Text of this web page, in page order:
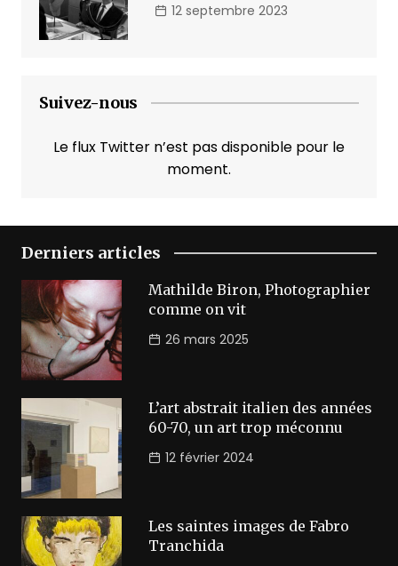
12 septembre 2023
Suivez-nous
Le flux Twitter n’est pas disponible pour le
moment.
Derniers articles
Mathilde Biron, Photographier
comme on vit
26 mars 2025
L’art abstrait italien des années
60-70, un art trop méconnu
12 février 2024
Les saintes images de Fabro
Tranchida